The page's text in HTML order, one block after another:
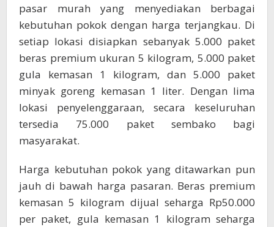
pasar murah yang menyediakan berbagai
kebutuhan pokok dengan harga terjangkau. Di
setiap lokasi disiapkan sebanyak 5.000 paket
beras premium ukuran 5 kilogram, 5.000 paket
gula kemasan 1 kilogram, dan 5.000 paket
minyak goreng kemasan 1 liter. Dengan lima
lokasi penyelenggaraan, secara keseluruhan
tersedia 75.000 paket sembako bagi
masyarakat.
Harga kebutuhan pokok yang ditawarkan pun
jauh di bawah harga pasaran. Beras premium
kemasan 5 kilogram dijual seharga Rp50.000
per paket, gula kemasan 1 kilogram seharga